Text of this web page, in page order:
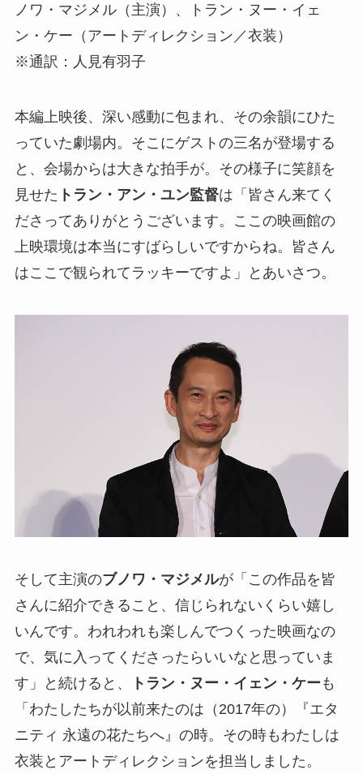
ノワ・マジメル（主演）、トラン・ヌー・イェ
ン・ケー（アートディレクション／衣装）
※通訳：人見有羽子
本編上映後、深い感動に包まれ、その余韻にひた
っていた劇場内。そこにゲストの三名が登場する
と、会場からは大きな拍手が。その様子に笑顔を
見せた トラン・アン・ユン監督は「皆さん来てく
ださってありがとうございます。ここの映画館の
上映環境は本当にすばらしいですからね。皆さん
はここで観られてラッキーですよ」とあいさつ。
そして主演のブノワ・マジメルが「この作品を皆
さんに紹介できること、信じられないくらい嬉し
いんです。われわれも楽しんでつくった映画なの
で、気に入ってくださったらいいなと思っていま
す」と続けると、
トラン・ヌー・イェン・ケー も
「わたしたちが以前来たのは（2017年の）『エタ
ニティ 永遠の花たちへ』の時。その時もわたしは
衣装とアートディレクションを担当しました。